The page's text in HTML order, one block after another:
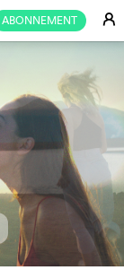
ABONNEMENT E